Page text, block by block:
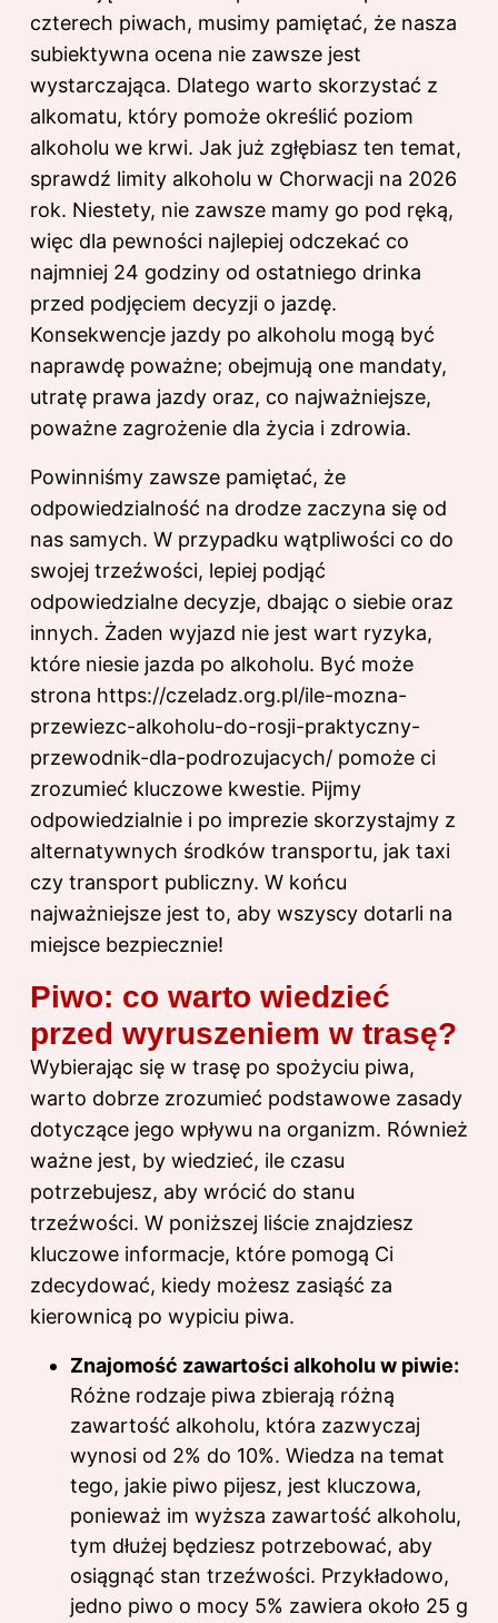
czterech piwach, musimy pamiętać, że nasza
subiektywna ocena nie zawsze jest
wystarczająca. Dlatego warto skorzystać z
alkomatu, który pomoże określić poziom
alkoholu we krwi. Jak już zgłębiasz ten temat,
sprawdź limity alkoholu w Chorwacji na 2026
rok. Niestety, nie zawsze mamy go pod ręką,
więc dla pewności najlepiej odczekać co
najmniej 24 godziny od ostatniego drinka
przed podjęciem decyzji o jazdę.
Konsekwencje jazdy po alkoholu mogą być
naprawdę poważne; obejmują one mandaty,
utratę prawa jazdy oraz, co najważniejsze,
poważne zagrożenie dla życia i zdrowia.
Powinniśmy zawsze pamiętać, że
odpowiedzialność na drodze zaczyna się od
nas samych. W przypadku wątpliwości co do
swojej trzeźwości, lepiej podjąć
odpowiedzialne decyzje, dbając o siebie oraz
innych. Żaden wyjazd nie jest wart ryzyka,
które niesie jazda po alkoholu. Być może
strona https://czeladz.org.pl/ile-mozna-
przewiezc-alkoholu-do-rosji-praktyczny-
przewodnik-dla-podrozujacych/ pomoże ci
zrozumieć kluczowe kwestie. Pijmy
odpowiedzialnie i po imprezie skorzystajmy z
alternatywnych środków transportu, jak taxi
czy transport publiczny. W końcu
najważniejsze jest to, aby wszyscy dotarli na
miejsce bezpiecznie!
Piwo: co warto wiedzieć
przed wyruszeniem w trasę?
Wybierając się w trasę po spożyciu piwa,
warto dobrze zrozumieć podstawowe zasady
dotyczące jego wpływu na organizm. Również
ważne jest, by wiedzieć, ile czasu
potrzebujesz, aby wrócić do stanu
trzeźwości. W poniższej liście znajdziesz
kluczowe informacje, które pomogą Ci
zdecydować, kiedy możesz zasiąść za
kierownicą po wypiciu piwa.
Znajomość zawartości alkoholu w piwie:
Różne rodzaje piwa zbierają różną
zawartość alkoholu, która zazwyczaj
wynosi od 2% do 10%. Wiedza na temat
tego, jakie piwo pijesz, jest kluczowa,
ponieważ im wyższa zawartość alkoholu,
tym dłużej będziesz potrzebować, aby
osiągnąć stan trzeźwości. Przykładowo,
jedno piwo o mocy 5% zawiera około 25 g